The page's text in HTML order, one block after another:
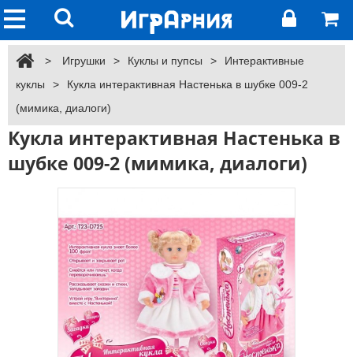
> Игрушки > Куклы и пупсы >
Интерактивные
куклы
>
Кукла интерактивная Настенька в шубке 009-2
(мимика, диалоги)
Кукла интерактивная Настенька в
шубке 009-2 (мимика, диалоги)